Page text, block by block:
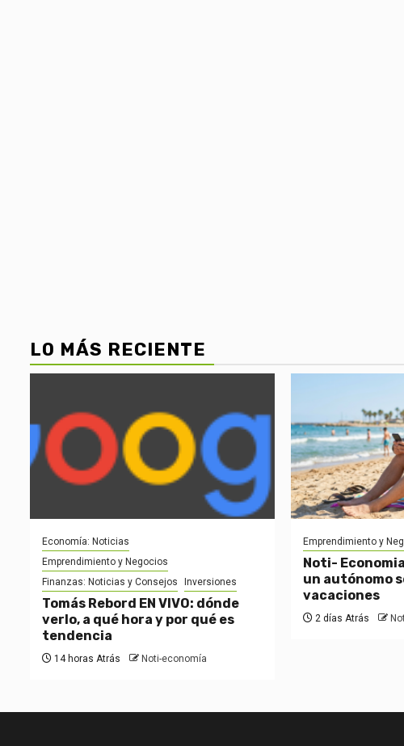
LO MÁS RECIENTE
Economía: Noticias
Emprendimiento y Negocios
Finanzas: Noticias y Consejos
Inversiones
Tomás Rebord EN VIVO: dónde
verlo, a qué hora y por qué es
tendencia
14 horas Atrás Noti-economía
Emprendimiento y
Noti-
un autónomo
vacaciones
2 días Atrás